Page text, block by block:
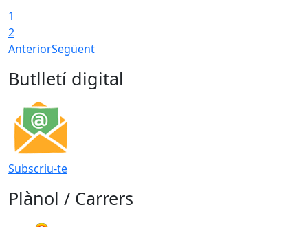
1
2
AnteriorSegüent
Butlletí digital
Subscriu-te
Plànol / Carrers